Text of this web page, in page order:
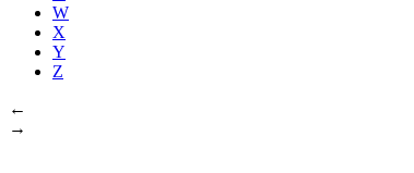
W
X
Y
Z
←
→